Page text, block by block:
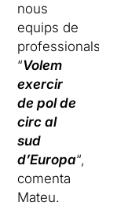
nous
equips de
professionals.
“Volem
exercir
de pol de
circ al
sud
d’Europa“,
comenta
Mateu.